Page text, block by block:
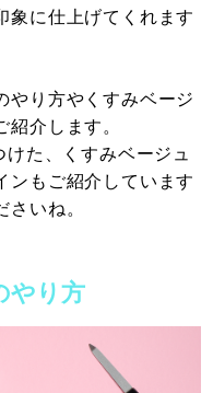
象に仕上げてくれます
やり方やくすみベージ
紹介します。
た、くすみベージュ
ンもご紹介しています
いね。
やり方